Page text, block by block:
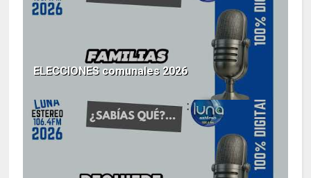
ELECCIONES comunales 2026